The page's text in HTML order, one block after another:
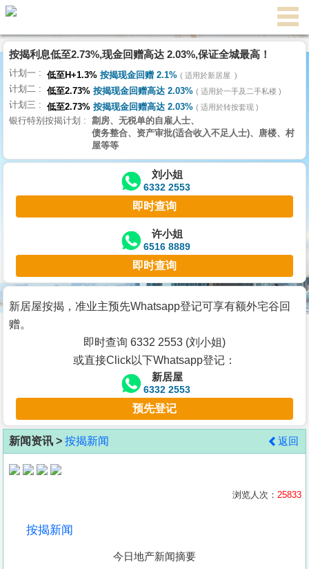
理
主
页
搵
楼/
交
业
主
宅
谷
按
客
地
产
按揭利息低至2.73%,现金回赠高达 2.03%,保证全城最高！
计划一 低至H+1.3% 按揭现金回赠 2.1% 适用於新居屋
计划二 低至2.73% 按揭现金回赠高达 2.03% 适用於一手及二手私楼
计划三 低至2.73% 按揭现金回赠高达 2.03% 适用於转按套现
银行特别按揭计划
劏房、无税单的自雇人士、
债务整合、资产审批(适合收入不足人士)、唐楼、村
屋等等
刘小姐
6332 2553
即时查询
许小姐
6516 8889
即时查询
新居屋按揭，准业主预先Whatsapp登记可享有额外宅谷回
赠。
即时查询 6332 2553 (刘小姐)
或直接Click以下Whatsapp登记：
新居屋
6332 2553
预先登记
新闻资讯 > 按揭新闻 返回
浏览人次： 25833
按揭新闻
今日地产新闻摘要